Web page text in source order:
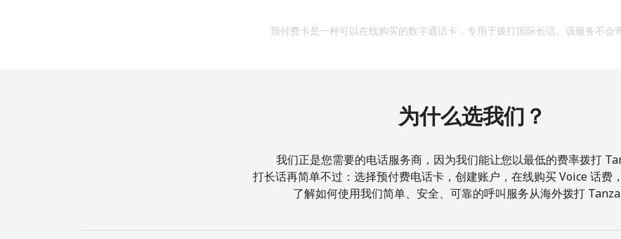
请保持联系，以便享受我们绝佳的优惠活动。
加入
你好！
预付费卡是一种可以在线购买的数字通话卡，专用于拨打国际长话。该服务不会
为什么选我们？
我们正是您需要的电话服务商，因为我们能让您以最低的费率拨打
打长话再简单不过：选择预付费电话卡，创建账户，在线购买 Voice 话费
了解如何使用我们简单、安全、可靠的呼叫服务从海外拨打